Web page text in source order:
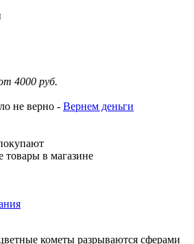
4000 руб.
не верно - Вернем деньги
товары в магазине
кометы разрываются сферами